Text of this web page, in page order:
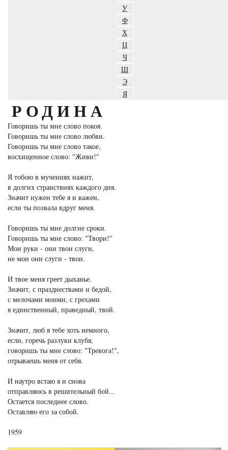
У
Ф
Х
Ц
Ч
Ш
Э
Я
РОДИНА
Говоришь ты мне слово покоя.
Говоришь ты мне слово любви.
Говоришь ты мне слово такое,
восхищенное слово: "Живи!"
Я тобою в мучениях нажит,
в долгих странствиях каждого дня.
Значит нужен тебе я и важен,
если ты позвала вдруг меня.
Говоришь ты мне долгие сроки.
Говоришь ты мне слово: "Твори!"
Мои руки - они твои слуги,
не мои они слуги - твои.
И твое меня греет дыханье.
Значит, с празднествами и бедой,
с мелочами моими, с грехами
я единственный, праведный, твой.
Значит, люб я тебе хоть немного,
если, горечь разлуки клубя,
говоришь ты мне слово: "Тревога!",
отрываешь меня от себя.
И наутро встаю я и снова
отправляюсь в решительный бой...
Остается последнее слово.
Оставляю его за собой.
1959